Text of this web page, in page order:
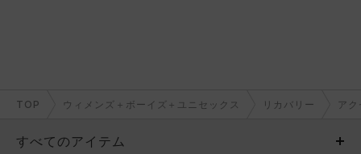
TOP ウィメンズ＋ボーイズ＋ユニセックス リカバリー ア
すべてのアイテム